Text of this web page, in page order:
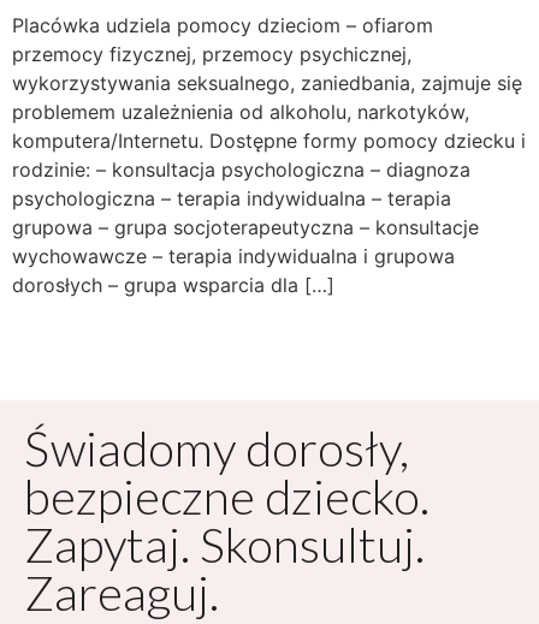
Placówka udziela pomocy dzieciom – ofiarom
przemocy fizycznej, przemocy psychicznej,
wykorzystywania seksualnego, zaniedbania, zajmuje się
problemem uzależnienia od alkoholu, narkotyków,
komputera/Internetu. Dostępne formy pomocy dziecku i
rodzinie: – konsultacja psychologiczna – diagnoza
psychologiczna – terapia indywidualna – terapia
grupowa – grupa socjoterapeutyczna – konsultacje
wychowawcze – terapia indywidualna i grupowa
dorosłych – grupa wsparcia dla […]
Świadomy dorosły,
bezpieczne dziecko.
Zapytaj. Skonsultuj.
Zareaguj.